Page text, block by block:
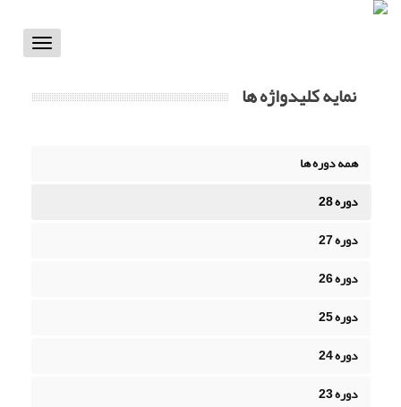
Toggle
نمایه کلیدواژه ها
همه دوره ها
دوره 28
دوره 27
دوره 26
دوره 25
دوره 24
دوره 23